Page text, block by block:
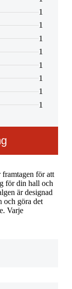
framtagen för att
för din hall och
är designad
och göra det
Varje
1
1
1
1
1
1
1
1